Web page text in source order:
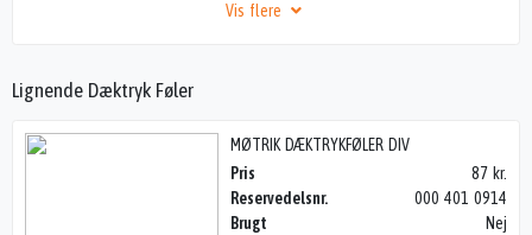
Lignende Dæktryk Føler
MØTRIK DÆKTRYKFØLER DIV
Pris
87 kr.
Reservedelsnr.
000 401 0914
Brugt
Nej
Vis flere